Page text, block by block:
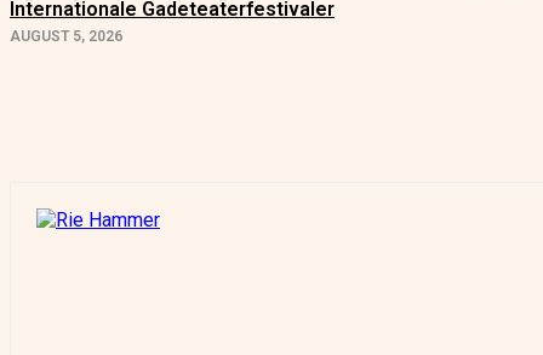
Internationale Gadeteaterfestivaler
AUGUST 5, 2026